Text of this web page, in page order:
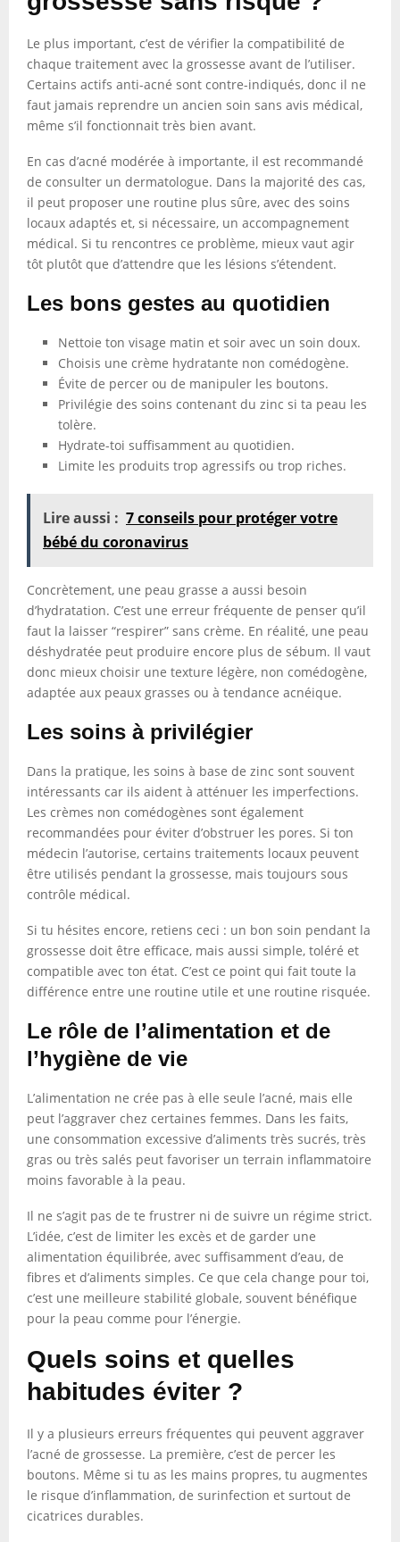
Le plus important, c’est de vérifier la compatibilité de
chaque traitement avec la grossesse avant de l’utiliser.
Certains actifs anti-acné sont contre-indiqués, donc il ne
faut jamais reprendre un ancien soin sans avis médical,
même s’il fonctionnait très bien avant.
En cas d’acné modérée à importante, il est recommandé
de consulter un dermatologue. Dans la majorité des cas,
il peut proposer une routine plus sûre, avec des soins
locaux adaptés et, si nécessaire, un accompagnement
médical. Si tu rencontres ce problème, mieux vaut agir
tôt plutôt que d’attendre que les lésions s’étendent.
Les bons gestes au quotidien
Nettoie ton visage matin et soir avec un soin doux.
Choisis une crème hydratante non comédogène.
Évite de percer ou de manipuler les boutons.
Privilégie des soins contenant du zinc si ta peau les
tolère.
Hydrate-toi suffisamment au quotidien.
Limite les produits trop agressifs ou trop riches.
Lire aussi : 7 conseils pour protéger votre
bébé du coronavirus
Concrètement, une peau grasse a aussi besoin
d’hydratation. C’est une erreur fréquente de penser qu’il
faut la laisser “respirer” sans crème. En réalité, une peau
déshydratée peut produire encore plus de sébum. Il vaut
donc mieux choisir une texture légère, non comédogène,
adaptée aux peaux grasses ou à tendance acnéique.
Les soins à privilégier
Dans la pratique, les soins à base de zinc sont souvent
intéressants car ils aident à atténuer les imperfections.
Les crèmes non comédogènes sont également
recommandées pour éviter d’obstruer les pores. Si ton
médecin l’autorise, certains traitements locaux peuvent
être utilisés pendant la grossesse, mais toujours sous
contrôle médical.
Si tu hésites encore, retiens ceci : un bon soin pendant la
grossesse doit être efficace, mais aussi simple, toléré et
compatible avec ton état. C’est ce point qui fait toute la
différence entre une routine utile et une routine risquée.
Le rôle de l’alimentation et de
l’hygiène de vie
L’alimentation ne crée pas à elle seule l’acné, mais elle
peut l’aggraver chez certaines femmes. Dans les faits,
une consommation excessive d’aliments très sucrés, très
gras ou très salés peut favoriser un terrain inflammatoire
moins favorable à la peau.
Il ne s’agit pas de te frustrer ni de suivre un régime strict.
L’idée, c’est de limiter les excès et de garder une
alimentation équilibrée, avec suffisamment d’eau, de
fibres et d’aliments simples. Ce que cela change pour toi,
c’est une meilleure stabilité globale, souvent bénéfique
pour la peau comme pour l’énergie.
Quels soins et quelles
habitudes éviter ?
Il y a plusieurs erreurs fréquentes qui peuvent aggraver
l’acné de grossesse. La première, c’est de percer les
boutons. Même si tu as les mains propres, tu augmentes
le risque d’inflammation, de surinfection et surtout de
cicatrices durables.